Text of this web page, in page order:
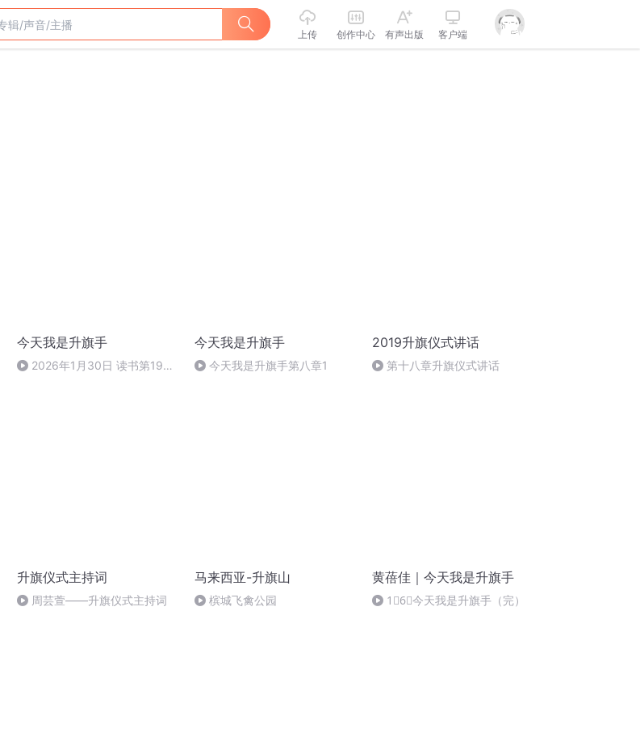
上传 创作中心 有声出版 客户端
今天我是升旗手
2026年1月30日 读书第1977
今天我是升旗手
今天我是升旗手第八章1
2019升旗仪式讲话
第十八章升旗仪式讲话
升旗仪式主持词
周芸萱——升旗仪式主持词
马来西亚-升旗山
槟城飞禽公园
黄蓓佳｜今天我是升旗手
1⃣️6⃣️今天我是升旗手（完）